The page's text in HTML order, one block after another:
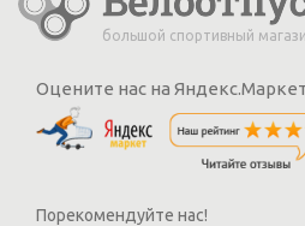
большой спортивный
Оцените нас на
Порекомендуйте нас!